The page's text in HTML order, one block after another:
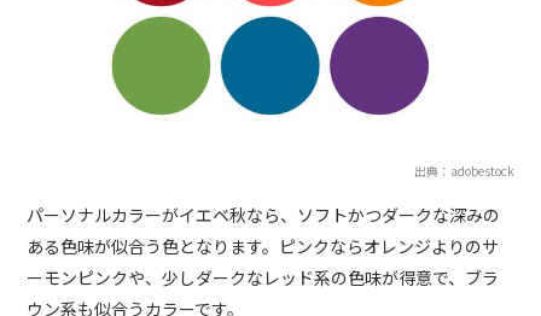
出典：adobestock
パーソナルカラーがイエベ秋なら、ソフトかつダークな深みの
ある色味が似合う色となります。ピンクならオレンジよりのサ
ーモンピンクや、少しダークなレッド系の色味が得意で、ブラ
ウン系も似合うカラーです。